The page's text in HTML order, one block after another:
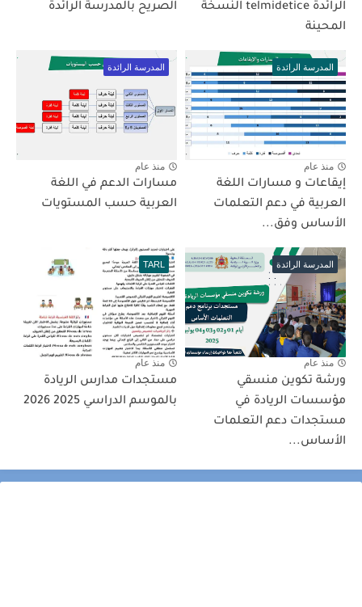
الرائدة telmidetice النسخة
المحينة
الصريح بالمدرسة الرائدة
المدرسة الرائدة
منذ عام
إيقاعات و مسارات اللغة
العربية في دعم التعلمات
الأساس وفق...
المدرسة الرائدة
منذ عام
مسارات الدعم في اللغة
العربية حسب المستويات
المدرسة الرائدة
منذ عام
ورشة تكوين منسقي
مؤسسات الريادة في
مستجدات دعم التعلمات
الأساس...
TARL
منذ عام
مستجدات مدارس الريادة
بالموسم الدراسي 2025 2026